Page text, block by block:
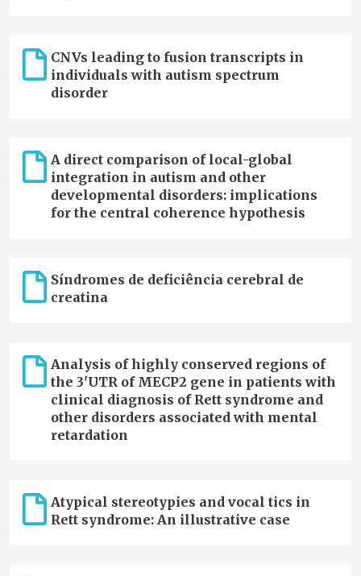
CNVs leading to fusion transcripts in
individuals with autism spectrum
disorder
A direct comparison of local-global
integration in autism and other
developmental disorders: implications
for the central coherence hypothesis
Síndromes de deficiência cerebral de
creatina
Analysis of highly conserved regions of
the 3'UTR of MECP2 gene in patients with
clinical diagnosis of Rett syndrome and
other disorders associated with mental
retardation
Atypical stereotypies and vocal tics in
Rett syndrome: An illustrative case